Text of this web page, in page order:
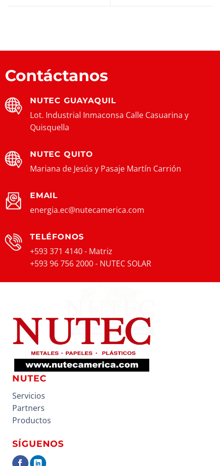
Contáctanos
NUTEC GUAYAQUIL
Lot. Industrial Inmaconsa Calle Casuarina y
Quisquella
NUTEC QUITO
Mariana de Jesús y Pasaje Martín Carrión
EMAIL
energia.ec@nutecamerica.com
TELÉFONOS
+593 371 4140 - Matriz
+593 96 756 2000 - NUTEC SOLAR
NUTEC
Servicios
Partners
Productos
SÍGUENOS